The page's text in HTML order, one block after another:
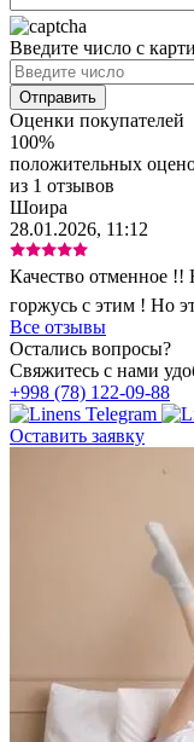
Введите число с
Оценки покупателей
100%
положительных
из 1 отзывов
Шоира
28.01.2026, 11:12
Качество отменное !!
горжусь с этим ! Но
Все отзывы
Остались вопросы?
Свяжитесь с нами
+998 (78) 122-09-88
Оставить заявку